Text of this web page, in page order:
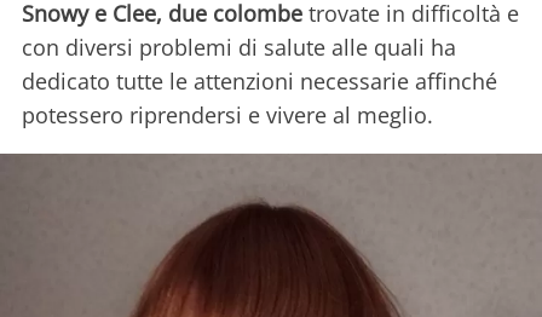
Snowy e Clee, due colombe trovate in difficoltà e
con diversi problemi di salute alle quali ha
dedicato tutte le attenzioni necessarie affinché
potessero riprendersi e vivere al meglio.